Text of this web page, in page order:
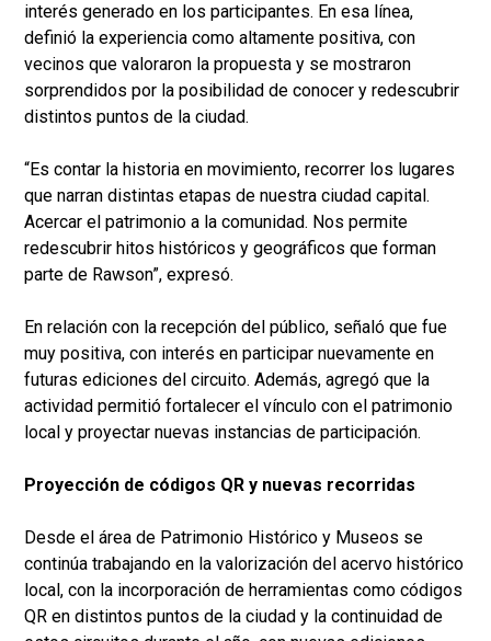
interés generado en los participantes. En esa línea,
definió la experiencia como altamente positiva, con
vecinos que valoraron la propuesta y se mostraron
sorprendidos por la posibilidad de conocer y redescubrir
distintos puntos de la ciudad.
“Es contar la historia en movimiento, recorrer los lugares
que narran distintas etapas de nuestra ciudad capital.
Acercar el patrimonio a la comunidad. Nos permite
redescubrir hitos históricos y geográficos que forman
parte de Rawson”, expresó.
En relación con la recepción del público, señaló que fue
muy positiva, con interés en participar nuevamente en
futuras ediciones del circuito. Además, agregó que la
actividad permitió fortalecer el vínculo con el patrimonio
local y proyectar nuevas instancias de participación.
Proyección de códigos QR y nuevas recorridas
Desde el área de Patrimonio Histórico y Museos se
continúa trabajando en la valorización del acervo histórico
local, con la incorporación de herramientas como códigos
QR en distintos puntos de la ciudad y la continuidad de